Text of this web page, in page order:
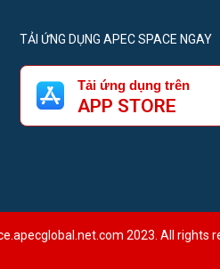
TẢI ỨNG DỤNG APEC SPACE NGAY
Tải ứng dụng trên
APP STORE
2023. All rights